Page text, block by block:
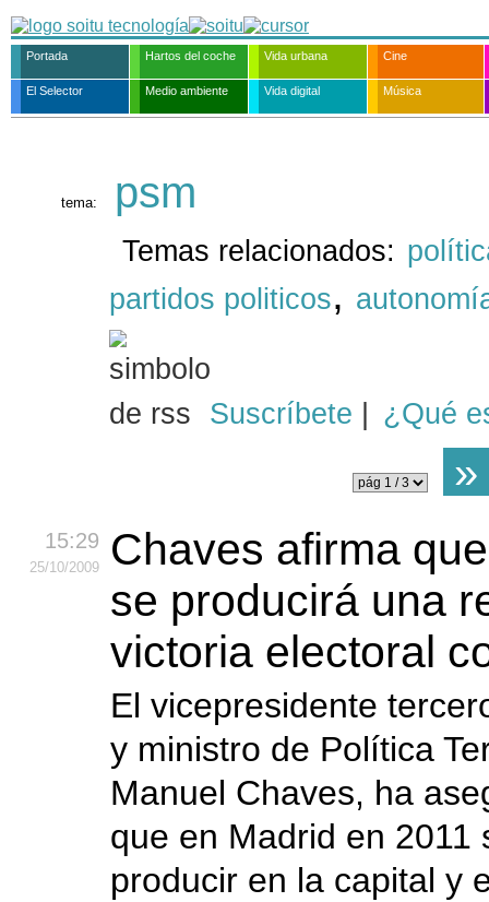
Portada Hartos del coche Vida urbana Cine
El Selector Medio ambiente Vida digital Música
tema: psm
Temas relacionados:
partidos politicos,
Suscríbete ¿Qué
»
15:29
25/10/2009
Chaves afirma
se producirá una
victoria electoral
El vicepresidente
y ministro de Política
Manuel Chaves, ha
que en Madrid en 2011
producir en la capital y